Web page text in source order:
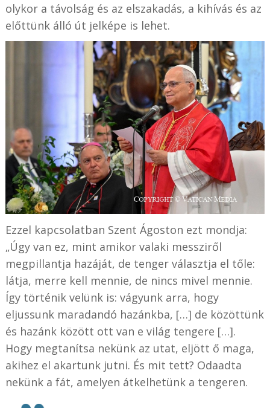
olykor a távolság és az elszakadás, a kihívás és az
előttünk álló út jelképe is lehet.
Ezzel kapcsolatban Szent Ágoston ezt mondja:
„Úgy van ez, mint amikor valaki messziről
megpillantja hazáját, de tenger választja el tőle:
látja, merre kell mennie, de nincs mivel mennie.
Így történik velünk is: vágyunk arra, hogy
eljussunk maradandó hazánkba, […] de közöttünk
és hazánk között ott van e világ tengere […].
Hogy megtanítsa nekünk az utat, eljött ő maga,
akihez el akartunk jutni. És mit tett? Odaadta
nekünk a fát, amelyen átkelhetünk a tengeren.